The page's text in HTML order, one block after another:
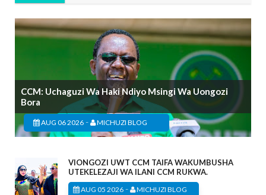
CCM: Uchaguzi Wa Haki Ndiyo Msingi Wa Uongozi
Bora
AUG 06 2026 - MICHUZI BLOG
VIONGOZI UWT CCM TAIFA WAKUMBUSHA
UTEKELEZAJI WA ILANI CCM RUKWA.
AUG 05 2026 - MICHUZI BLOG